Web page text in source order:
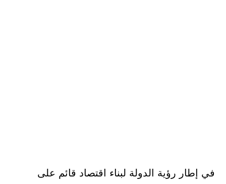
في إطار رؤية الدولة لبناء اقتصاد قائم على